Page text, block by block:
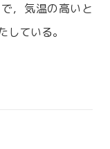
，気温の高いと
している。